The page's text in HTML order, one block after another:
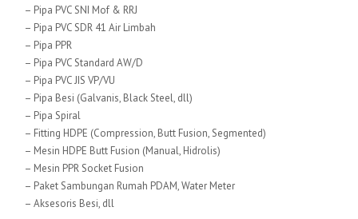
– Pipa PVC SNI Mof & RRJ
– Pipa PVC SDR 41 Air Limbah
– Pipa PPR
– Pipa PVC Standard AW/D
– Pipa PVC JIS VP/VU
– Pipa Besi (Galvanis, Black Steel, dll)
– Pipa Spiral
– Fitting HDPE (Compression, Butt Fusion, Segmented)
– Mesin HDPE Butt Fusion (Manual, Hidrolis)
– Mesin PPR Socket Fusion
– Paket Sambungan Rumah PDAM, Water Meter
– Aksesoris Besi, dll